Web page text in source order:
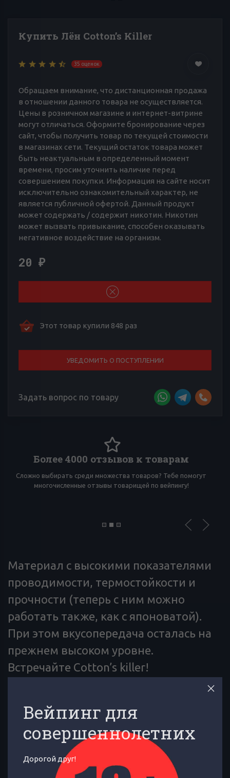
Купить Лён Cotton’s Killer
35 оценок
Обращаем внимание, что дистанционная продажа
в отношении данного товара не осуществляется.
Цены в розничном магазине и интернет-витрине
могут отличаться. Оформите бронирование через
сайт, чтобы получить товар по текущей стоимости
в магазинах сети. Текущий остаток товара может
быть неактуальным в определенный момент
времени, просим уточнить наличие перед
совершением покупки. Информация на сайте носит
исключительно ознакомительный характер, не
является публичной офертой. Данный продукт
может содержать / содержит никотин. Никотин
может вызвать привыкание, способен оказывать
негативное воздействие на организм.
20 ₽
Этот товар купили 848 раз
УВЕДОМИТЬ О ПОСТУПЛЕНИИ
Задать вопрос по товару
Более 4000 отзывов к товарам
Сложно выбирать среди множества товаров? Тебе помогут
многочисленные отзывы товарищей по вейпингу!
Материал с высокими показателями
проводимости, термостойкости и
прочности (теперь с ним можно
работать также, как с японоватой).
При этом вкусопередача осталась на
прежнем высоком уровне.
Встречайте Cotton’s killer!
ОБЗОР ОТЗЫВЫ 32
Вейпинг для
совершеннолетних
Дорогой друг!